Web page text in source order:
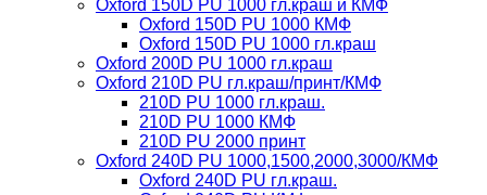
Oxford 150D PU 1000 гл.краш и КМФ
Oxford 150D PU 1000 КМФ
Oxford 150D PU 1000 гл.краш
Oxford 200D PU 1000 гл.краш
Oxford 210D PU гл.краш/принт/КМФ
210D PU 1000 гл.краш.
210D PU 1000 КМФ
210D PU 2000 принт
Oxford 240D PU 1000,1500,2000,3000/КМФ
Oxford 240D PU гл.краш.